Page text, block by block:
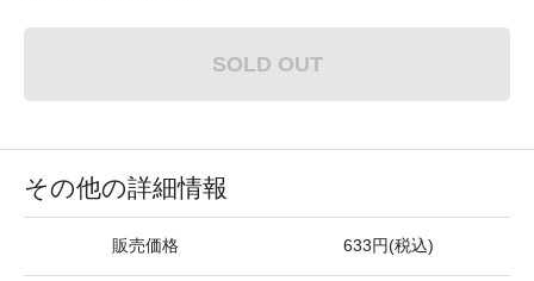
SOLD OUT
その他の詳細情報
販売価格 633円(税込)